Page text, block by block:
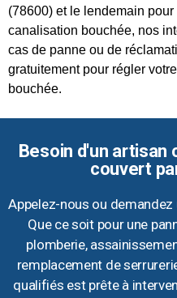
(78600) et le lendemain
canalisation bouchée, nos
cas de panne ou de
gratuitement pour régler
bouchée.
Besoin d'un
couvert
Appelez-nous ou
Que ce soit pour une
plomberie,
remplacement de
qualifiés est prête à